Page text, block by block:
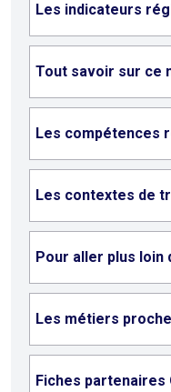
Les indicateurs
Tout savoir sur ce
Les compétences
Les contextes de
Pour aller plus
Les métiers
Fiches partenaires